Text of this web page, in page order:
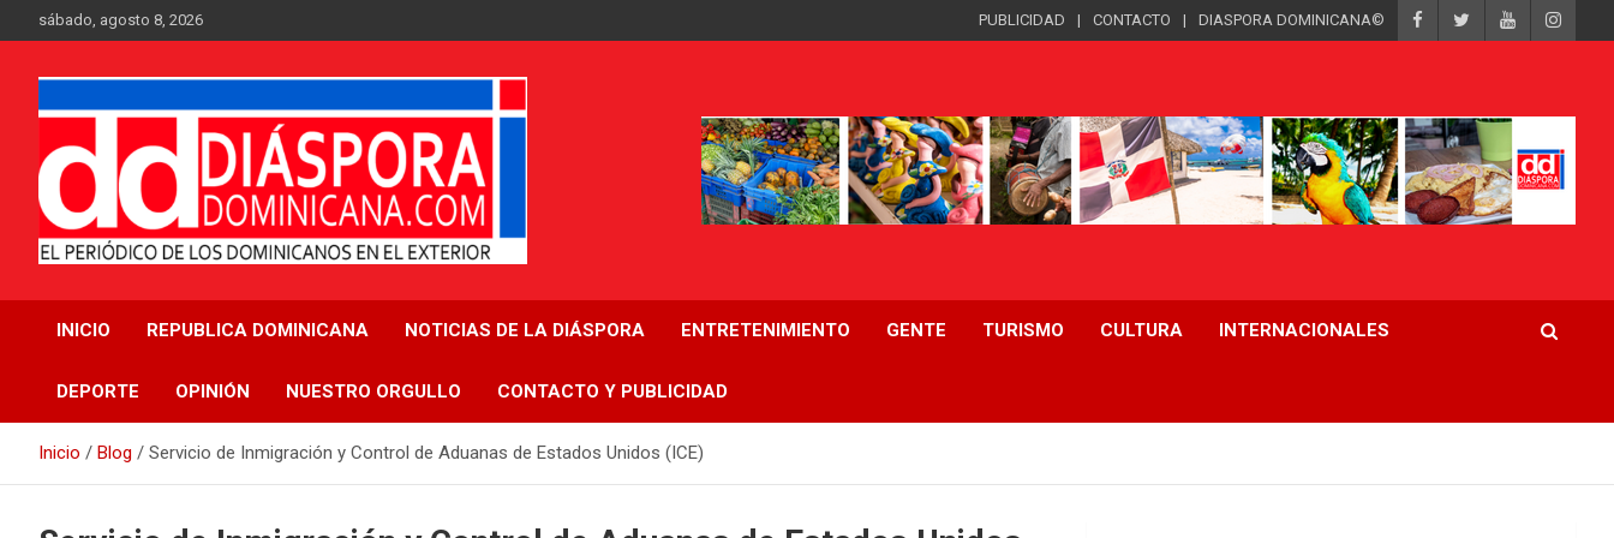
al
sábado, agosto 8, 2026 PUBLICIDAD CONTACTO DIASPORA DOMINICANA©
Periódico Diáspora
INICIO REPUBLICA DOMINICANA NOTICIAS DE LA DIÁSPORA ENTRETENIMIENTO GENTE TURISMO CULTURA INTERNACIONALES
DEPORTE OPINIÓN NUESTRO ORGULLO CONTACTO Y PUBLICIDAD
Inicio Blog Servicio de Inmigración y Control de Aduanas de Estados Unidos (ICE)